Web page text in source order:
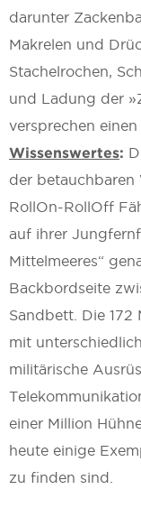
darunter
Makrelen und
Stachelrochen,
und Ladung der
versprechen
Wissenswertes:
der betauchbaren
RollOn-RollOff
auf ihrer
Mittelmeeres“
Backbordseite
Sandbett. Die 172
mit
militärische
einer Million
heute einige
zu finden sind.